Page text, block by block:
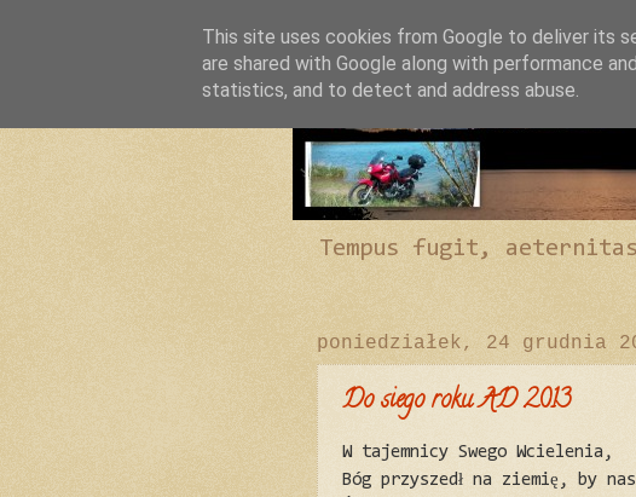
Tempus fugit, aeternitas
poniedziałek, 24 grudnia
Do siego roku AD 2013
W tajemnicy Swego Wcielenia,
Bóg przyszedł na ziemię, by
This site uses cookies from Google to deliver its
are shared with Google along with performance
statistics, and to detect and address abuse.